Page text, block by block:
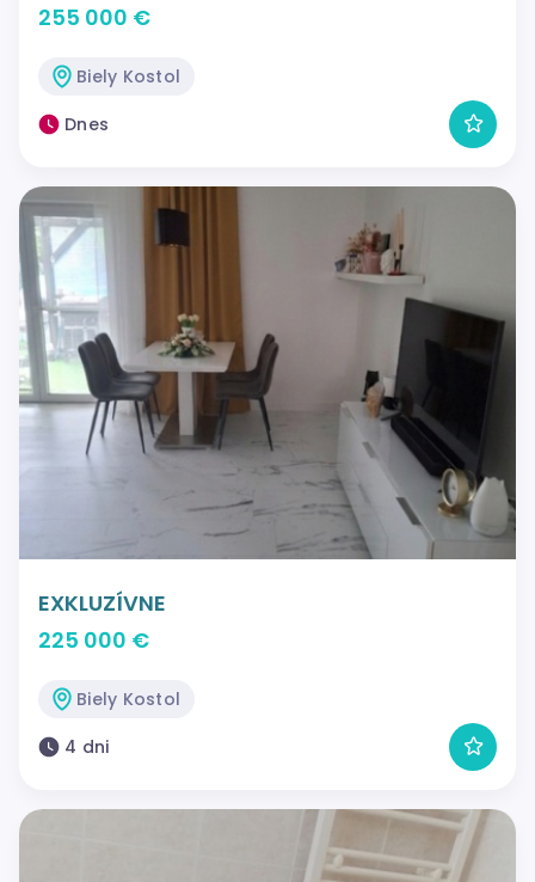
255 000 €
Biely Kostol
Dnes
EXKLUZÍVNE
225 000 €
Biely Kostol
4 dni